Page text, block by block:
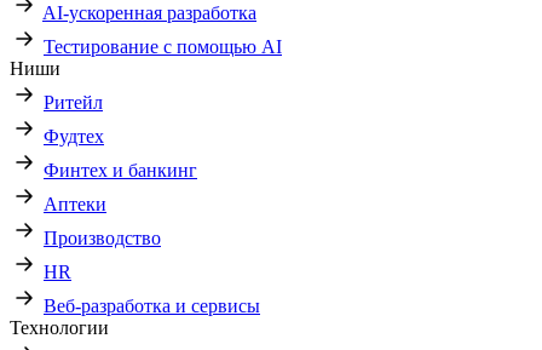
AI-ускоренная разработка
Тестирование с помощью AI
Ниши
Ритейл
Фудтех
Финтех и банкинг
Аптеки
Производство
HR
Веб-разработка и сервисы
Технологии